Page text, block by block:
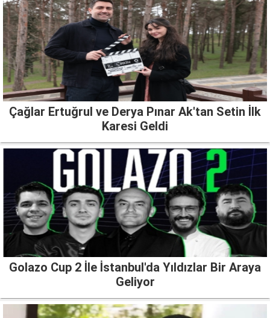
Çağlar Ertuğrul ve Derya Pınar Ak'tan Setin İlk
Karesi Geldi
Golazo Cup 2 İle İstanbul'da Yıldızlar Bir Araya
Geliyor